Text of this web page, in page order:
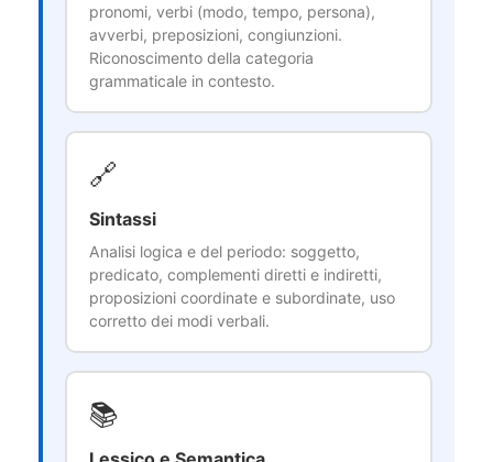
pronomi, verbi (modo, tempo, persona),
avverbi, preposizioni, congiunzioni.
Riconoscimento della categoria
grammaticale in contesto.
🔗
Sintassi
Analisi logica e del periodo: soggetto,
predicato, complementi diretti e indiretti,
proposizioni coordinate e subordinate, uso
corretto dei modi verbali.
📚